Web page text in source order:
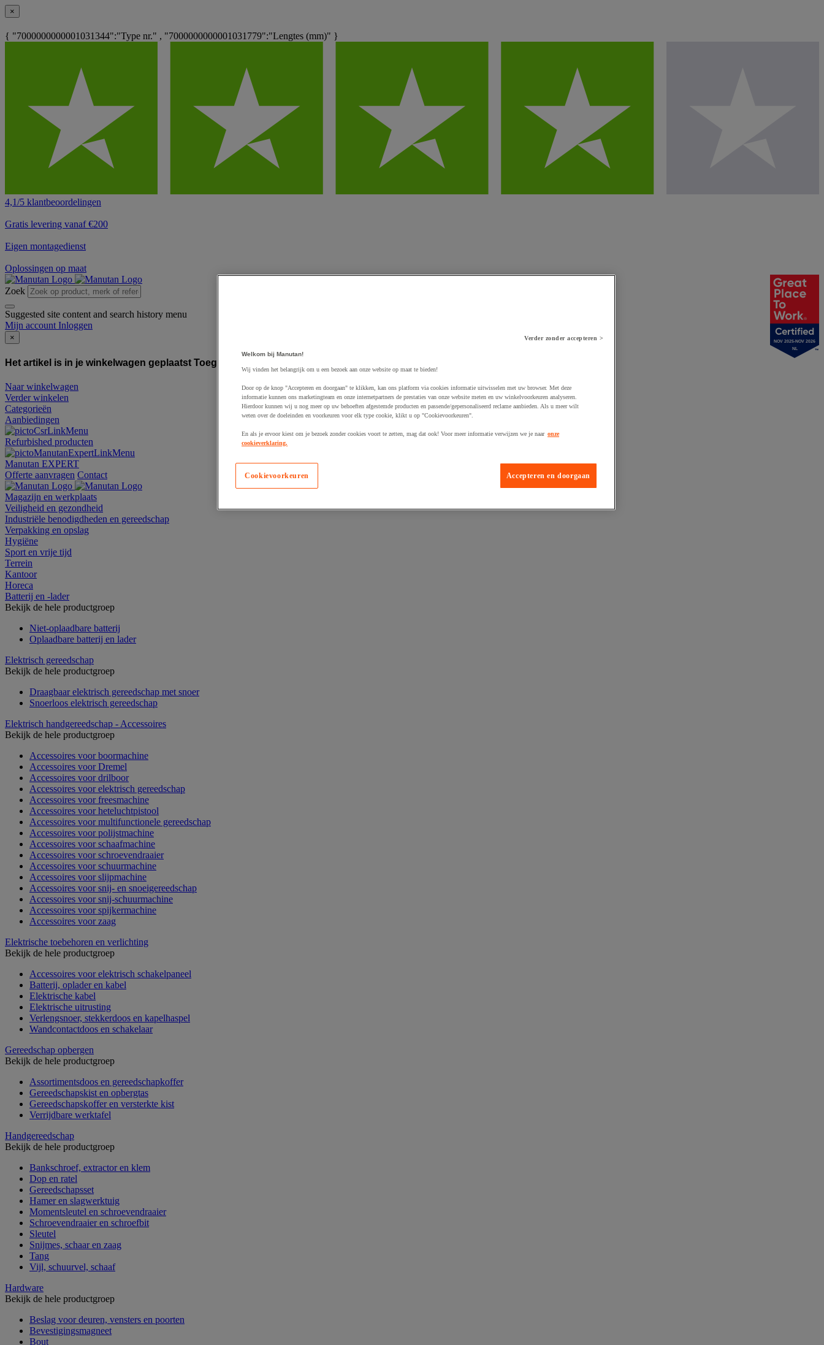
×
{ "7000000000001031344":"Type nr." , "7000000000001031779":"Lengtes (mm)" }
4,1/5 klantbeoordelingen
Gratis levering vanaf €200
Eigen montagedienst
Oplossingen op maat
Zoek
Suggested site content and search history menu
Mijn account Inloggen
×
Het artikel is in je winkelwagen geplaatst Toegevoegd aan winkelwagen
Naar winkelwagen
Verder winkelen
Categorieën
Aanbiedingen
Refurbished producten
Manutan EXPERT
Offerte aanvragen Contact
Magazijn en werkplaats
Veiligheid en gezondheid
Industriële benodigdheden en gereedschap
Verpakking en opslag
Hygiëne
Sport en vrije tijd
Terrein
Kantoor
Horeca
Batterij en -lader
Bekijk de hele productgroep
Niet-oplaadbare batterij
Oplaadbare batterij en lader
Elektrisch gereedschap
Bekijk de hele productgroep
Draagbaar elektrisch gereedschap met snoer
Snoerloos elektrisch gereedschap
Elektrisch handgereedschap - Accessoires
Bekijk de hele productgroep
Accessoires voor boormachine
Accessoires voor Dremel
Accessoires voor drilboor
Accessoires voor elektrisch gereedschap
Accessoires voor freesmachine
Accessoires voor heteluchtpistool
Accessoires voor multifunctionele gereedschap
Accessoires voor polijstmachine
Accessoires voor schaafmachine
Accessoires voor schroevendraaier
Accessoires voor schuurmachine
Accessoires voor slijpmachine
Accessoires voor snij- en snoeigereedschap
Accessoires voor snij-schuurmachine
Accessoires voor spijkermachine
Accessoires voor zaag
Elektrische toebehoren en verlichting
Bekijk de hele productgroep
Accessoires voor elektrisch schakelpaneel
Batterij, oplader en kabel
Elektrische kabel
Elektrische uitrusting
Verlengsnoer, stekkerdoos en kapelhaspel
Wandcontactdoos en schakelaar
Gereedschap opbergen
Bekijk de hele productgroep
Assortimentsdoos en gereedschapkoffer
Gereedschapskist en opbergtas
Gereedschapskoffer en versterkte kist
Verrijdbare werktafel
Handgereedschap
Bekijk de hele productgroep
Bankschroef, extractor en klem
Dop en ratel
Gereedschapsset
Hamer en slagwerktuig
Momentsleutel en schroevendraaier
Schroevendraaier en schroefbit
Sleutel
Snijmes, schaar en zaag
Tang
Vijl, schuurvel, schaaf
Hardware
Bekijk de hele productgroep
Beslag voor deuren, vensters en poorten
Bevestigingsmagneet
Bout
NOV 2025-NOV 2026
NL
Verder zonder accepteren >
Welkom bij Manutan!
Wij vinden het belangrijk om u een bezoek aan onze website op maat te bieden!
Door op de knop "Accepteren en doorgaan" te klikken, kan ons platform via cookies informatie uitwisselen met uw browser. Met deze
informatie kunnen ons marketingteam en onze internetpartners de prestaties van onze website meten en uw winkelvoorkeuren analyseren.
Hierdoor kunnen wij u nog meer op uw behoeften afgestemde producten en passende/gepersonaliseerd reclame aanbieden. Als u meer wilt
weten over de doeleinden en voorkeuren voor elk type cookie, klikt u op "Cookievoorkeuren".
En als je ervoor kiest om je bezoek zonder cookies voort te zetten, mag dat ook! Voor meer informatie verwijzen we je naar onze
cookieverklaring.
Accepteren en doorgaan
Cookievoorkeuren